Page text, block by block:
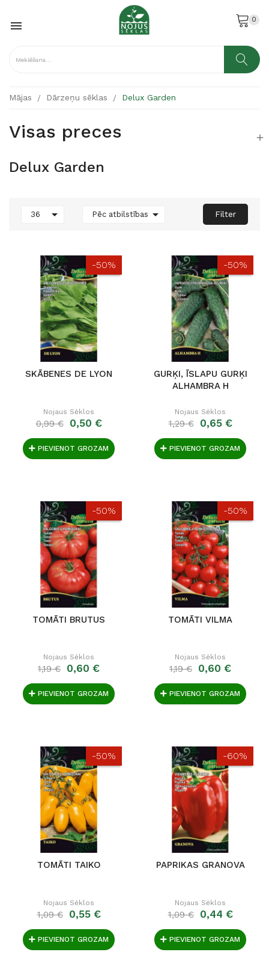
 0
Mājas Dārzeņu sēklas Delux Garden
Visas preces 
Delux Garden
36  Pēc atbilstības  Filter
-50%
SKĀBENES DE LYON
Nojaus Sėklos
0,99 € 0,50 €
PIEVIENOT GROZAM
-50%
GURĶI, ĪSLAPU GURĶI
ALHAMBRA H
Nojaus Sėklos
1,29 € 0,65 €
PIEVIENOT GROZAM
-50%
TOMĀTI BRUTUS
Nojaus Sėklos
1,19 € 0,60 €
PIEVIENOT GROZAM
-50%
TOMĀTI VILMA
Nojaus Sėklos
1,19 € 0,60 €
PIEVIENOT GROZAM
-50%
TOMĀTI TAIKO
Nojaus Sėklos
1,09 € 0,55 €
PIEVIENOT GROZAM
-60%
PAPRIKAS GRANOVA
Nojaus Sėklos
1,09 € 0,44 €
PIEVIENOT GROZAM